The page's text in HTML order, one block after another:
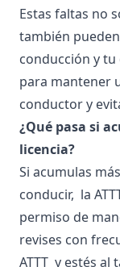
Estas faltas no
también
conducción y tu
para mantener
conductor y
¿Qué pasa si
licencia?
Si acumulas
conducir, la
permiso de
revises con
ATTT y estés al